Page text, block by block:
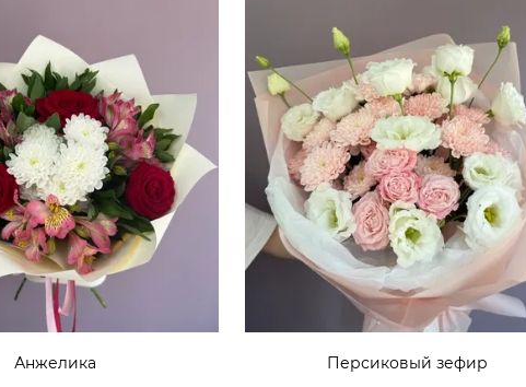
Анжелика Персиковый зефир